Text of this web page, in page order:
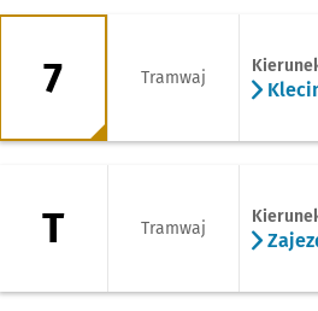
7 - kierunek Klecina
7 Tramwaj
T - kierunek Zajezdnia
T Tramwaj